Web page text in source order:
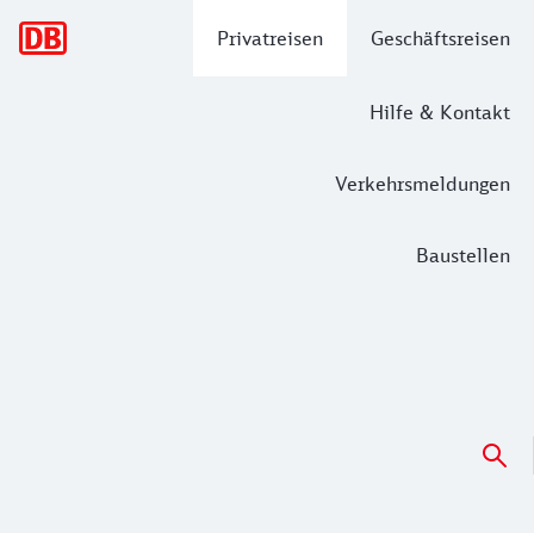
Privatreisen Geschäftsreisen
Hilfe & Kontakt
Verkehrsmeldungen
Baustellen